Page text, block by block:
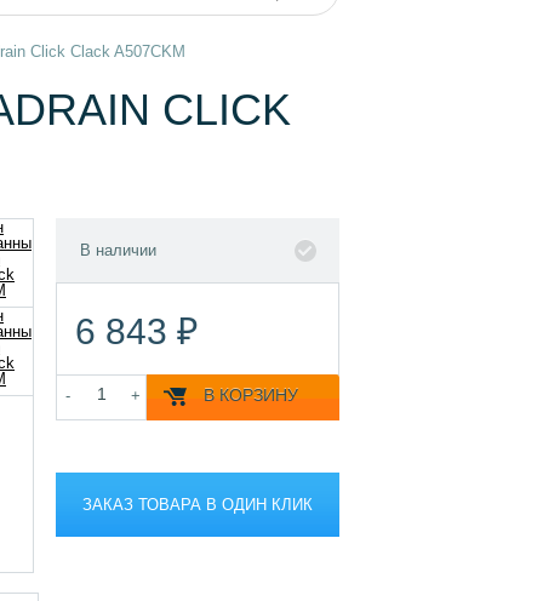
Click Clack A507CKM
CLICK
В наличии
6 843 ₽
- + В КОРЗИНУ
ЗАКАЗ ТОВАРА В ОДИН КЛИК